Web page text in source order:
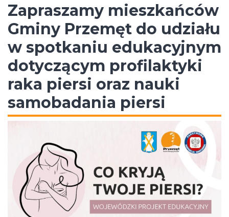
Zapraszamy mieszkańców
Gminy Przemęt do udziału
w spotkaniu edukacyjnym
dotyczącym profilaktyki
raka piersi oraz nauki
samobadania piersi